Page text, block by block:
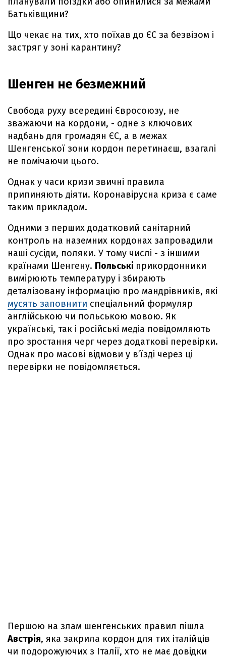
Батьківщини?
Що чекає на тих, хто поїхав до ЄС за безвізом і
застряг у зоні карантину?
Шенген не безмежний
Свобода руху всередині Євросоюзу, не
зважаючи на кордони, - одне з ключових
надбань для громадян ЄС, а в межах
Шенгенської зони кордон перетинаєш, взагалі
не помічаючи цього.
Однак у часи кризи звичні правила
припиняють діяти. Коронавірусна криза є саме
таким прикладом.
Одними з перших додатковий санітарний
контроль на наземних кордонах запровадили
наші сусіди, поляки. У тому числі - з іншими
країнами Шенгену. Польські прикордонники
вимірюють температуру і збирають
деталізовану інформацію про мандрівників, які
мусять заповнити спеціальний формуляр
англійською чи польською мовою. Як
українські, так і російські медіа повідомляють
про зростання черг через додаткові перевірки.
Однак про масові відмови у в’їзді через ці
перевірки не повідомляється.
Першою на злам шенгенських правил пішла
Австрія, яка закрила кордон для тих італійців
чи подорожуючих з Італії, хто не має довідки